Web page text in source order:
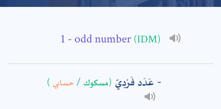
- odd number (IDM)
عَدَد فَرْدِيّ (مسكوك / حسابي )
Full Name: *
Subject: *
Comment: *